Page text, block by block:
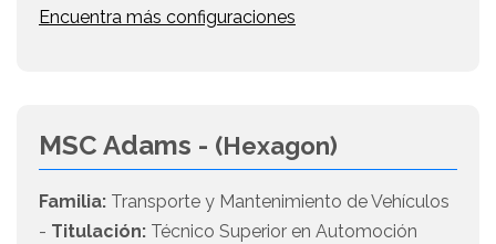
Encuentra más configuraciones
MSC Adams - (Hexagon)
Familia: Transporte y Mantenimiento de Vehículos
- Titulación: Técnico Superior en Automoción